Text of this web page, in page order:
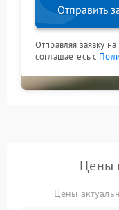
Отправить
Отправляя заявку
соглашаетесь с
Цены
Цены